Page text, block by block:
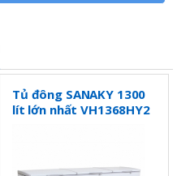
Tủ đông SANAKY 1300
lít lớn nhất VH1368HY2